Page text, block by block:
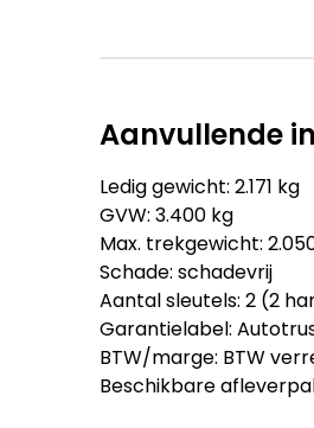
Aanvullende
Ledig gewicht: 2.171 kg
GVW: 3.400 kg
Max. trekgewicht:
Schade: schadevrij
Aantal sleutels: 2 (2
Garantielabel:
BTW/marge: BTW
Beschikbare